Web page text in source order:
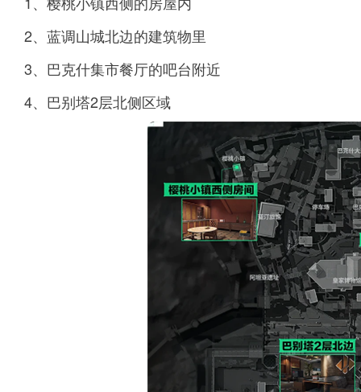
2、蓝调山城北边的建筑物里
3、巴克什集市餐厅的吧台附近
4、巴别塔2层北侧区域